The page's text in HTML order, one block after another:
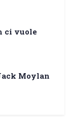
ci vuole
Moylan